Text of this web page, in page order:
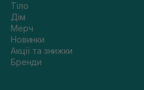
Тіло
Дім
Мерч
Новинки
Акції та знижки
Бренди